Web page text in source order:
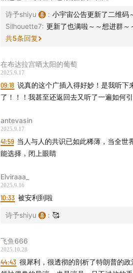
诗予shiyu : 小宇宙公告更新了二维码
Silhouette7: 更新了也满啦～～想进群～
共5条回复
在布达拉宫晒太阳的葡萄
2025.9.17
09:18 说真的这个广插入得好妙！是我听下
了！！！我甚至还返回去又听了一遍如何
antevasin
2025.9.17
41:59 当人与人的共识已如此稀薄，当全世
能选择，闭上眼睛
Elviraaa_
2025.9.16
10:33 被安利到啦
诗予shiyu : 🥰
飞鱼666
2025.10.28
44:43 很犀利，很透彻的剖析了特朗普的